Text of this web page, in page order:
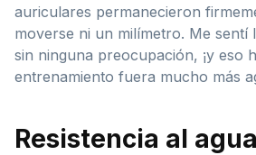
auriculares permanecieron
moverse ni un milímetro. Me sentí
sin ninguna preocupación, ¡y eso
entrenamiento fuera mucho más
Resistencia al